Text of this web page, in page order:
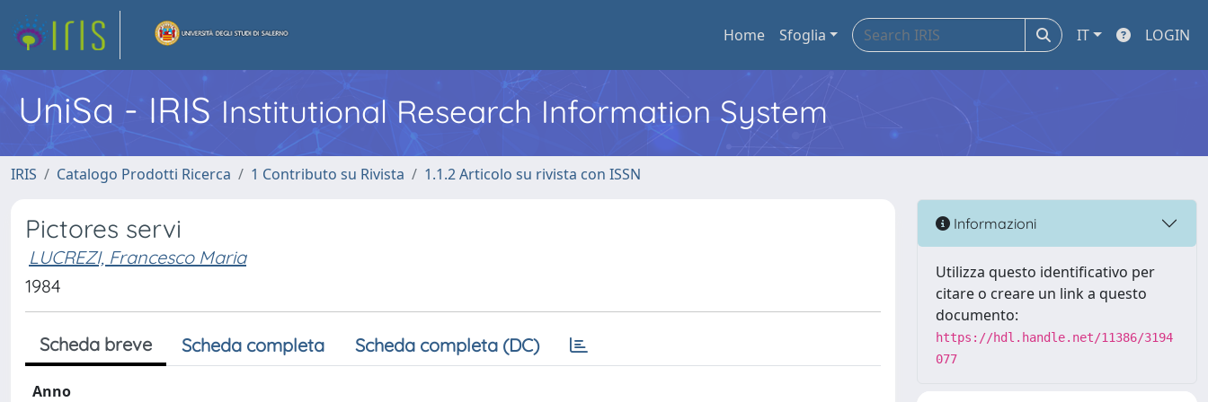
Home Sfoglia IT LOGIN
UniSa - IRIS Institutional Research Information System
IRIS Catalogo Prodotti Ricerca 1 Contributo su Rivista 1.1.2 Articolo su rivista con ISSN
Pictores servi
LUCREZI, Francesco Maria
1984
Scheda breve Scheda completa Scheda completa (DC)
Anno
Informazioni
Utilizza questo identificativo per
citare o creare un link a questo
documento:
https://hdl.handle.net/11386/3194
077